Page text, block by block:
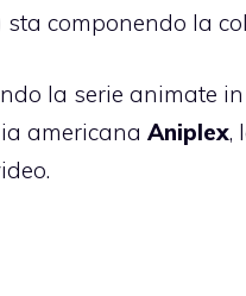
componendo la
la serie animate
americana Aniplex,